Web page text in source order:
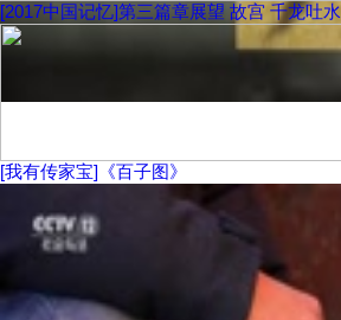
[2017中国记忆]第三篇章展望 故宫 千龙吐水
[我有传家宝]《百子图》